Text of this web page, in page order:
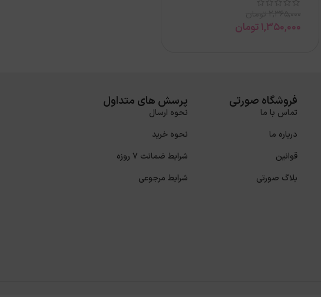
1,350,000تومان
فروشگاه صورتی
تماس با ما
درباره ما
قوانین
بلاگ صورتی
پرسش های متداول
نحوه ارسال
نحوه خرید
شرایط ضمانت 7 روزه
شرایط مرجوعی